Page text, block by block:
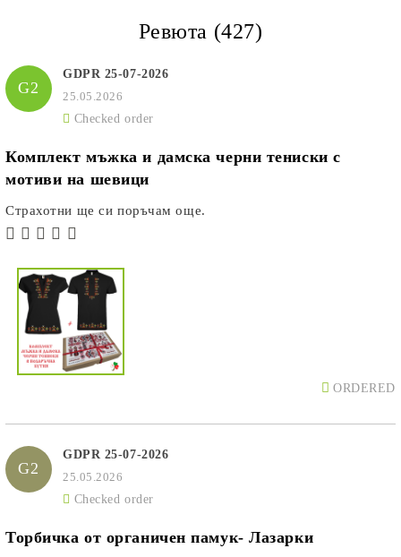
Ревюта (427)
G2
GDPR 25-07-2026
25.05.2026
Checked order
Комплект мъжка и дамска черни тениски с
мотиви на шевици
Страхотни ще си поръчам още.
ORDERED
G2
GDPR 25-07-2026
25.05.2026
Checked order
Торбичка от органичен памук- Лазарки